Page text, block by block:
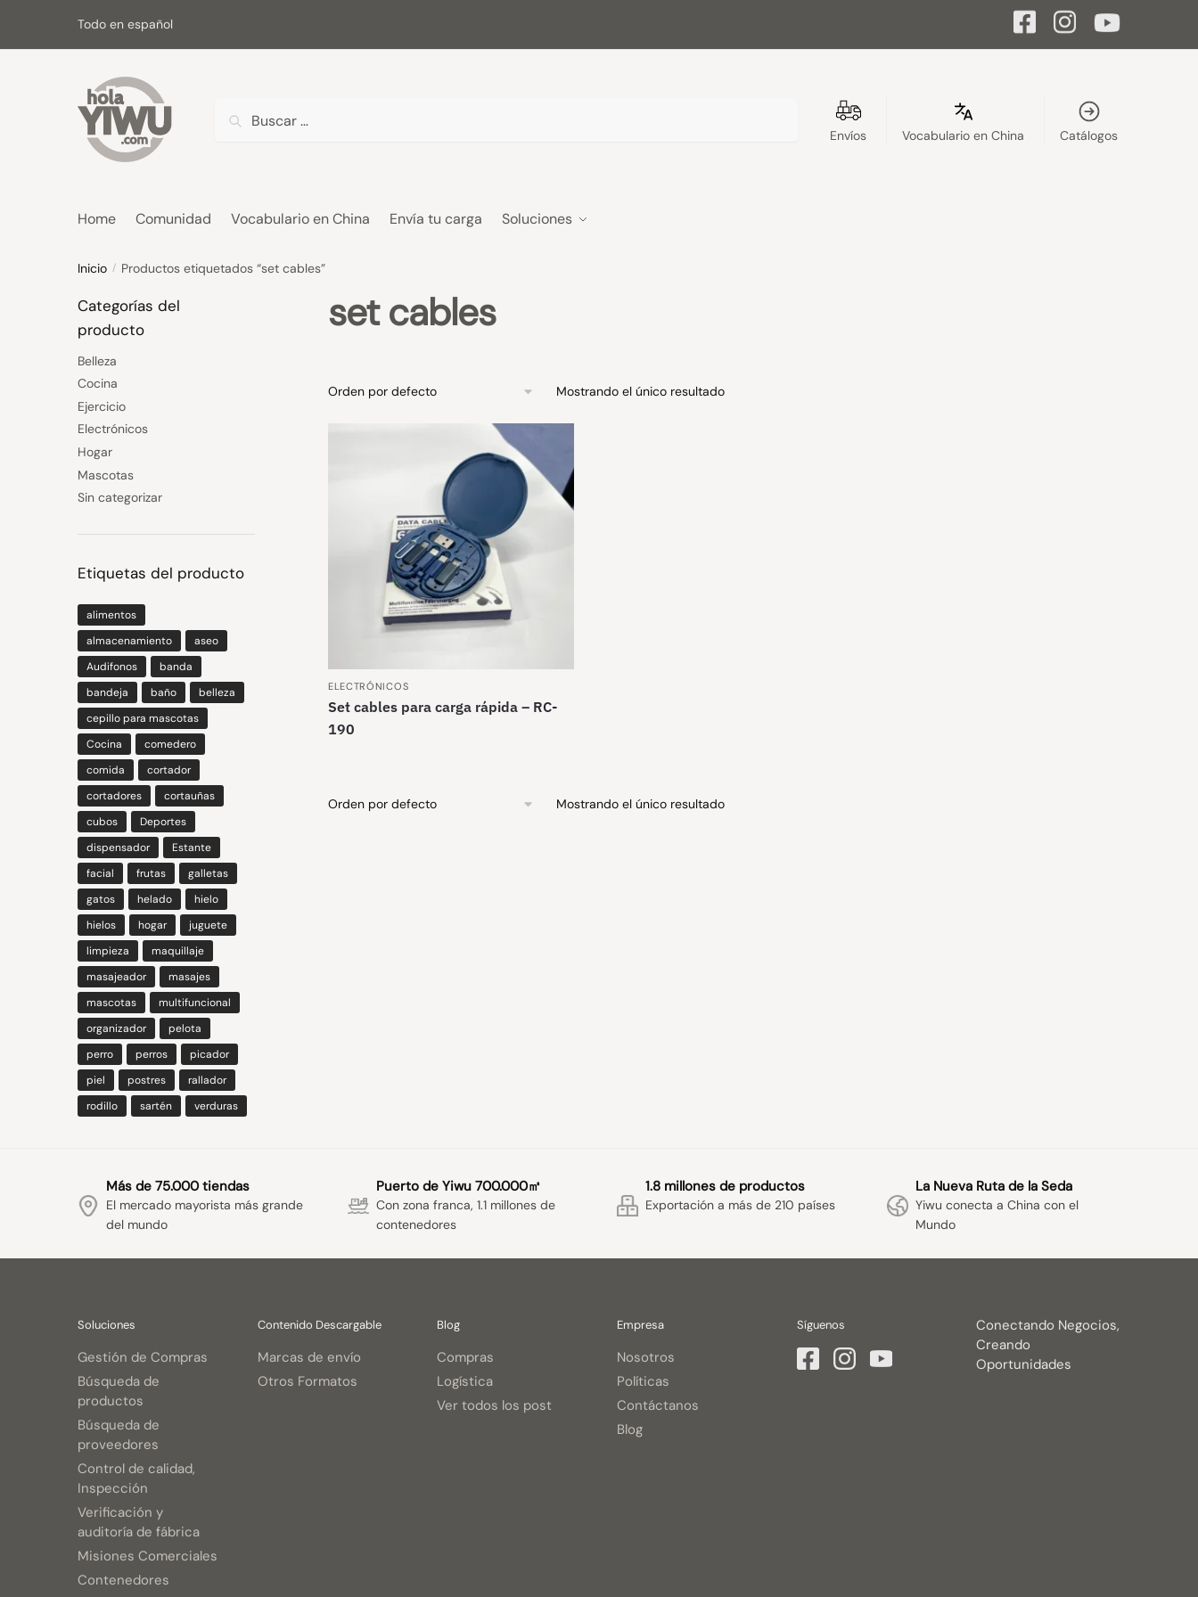
navigation
content
Todo en español
Envíos Vocabulario en China Catálogos
Home Comunidad Vocabulario en China Envía tu carga Soluciones
Inicio / Productos etiquetados “set cables”
set cables
Mostrando el único resultado
ELECTRÓNICOS
Set cables para carga rápida – RC-
190
Mostrando el único resultado
Categorías del
producto
Belleza
Cocina
Ejercicio
Electrónicos
Hogar
Mascotas
Sin categorizar
Etiquetas del producto
alimentos
almacenamiento
aseo
Audifonos
banda
bandeja
baño
belleza
cepillo para mascotas
Cocina
comedero
comida
cortador
cortadores
cortauñas
cubos
Deportes
dispensador
Estante
facial
frutas
galletas
gatos
helado
hielo
hielos
hogar
juguete
limpieza
maquillaje
masajeador
masajes
mascotas
multifuncional
organizador
pelota
perro
perros
picador
piel
postres
rallador
rodillo
sartén verduras
Más de 75.000 tiendas
El mercado mayorista más grande
del mundo
Puerto de Yiwu 700.000㎡
Con zona franca, 1.1 millones de
contenedores
1.8 millones de productos
Exportación a más de 210 países
La Nueva Ruta de la Seda
Yiwu conecta a China con el
Mundo
Soluciones
Gestión de Compras
Búsqueda de
productos
Búsqueda de
proveedores
Control de calidad,
Inspección
Verificación y
auditoría de fábrica
Misiones Comerciales
Contenedores
Contenido Descargable
Marcas de envío
Otros Formatos
Blog
Compras
Logística
Ver todos los post
Empresa
Nosotros
Políticas
Contáctanos
Blog
Síguenos
Conectando Negocios,
Creando
Oportunidades